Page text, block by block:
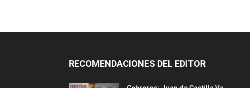
RECOMENDACIONES DEL EDITOR